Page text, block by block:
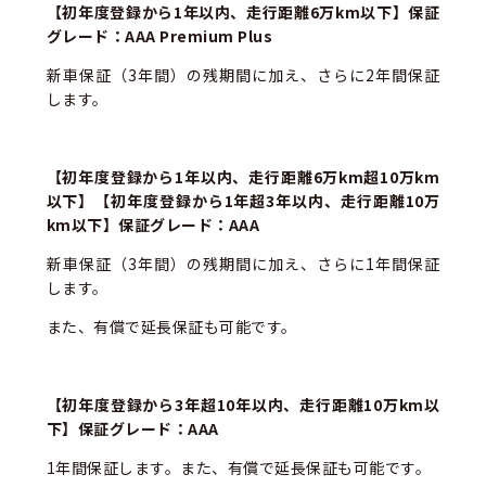
【初年度登録から1年以内、走行距離6万km以下】保証
グレード：AAA Premium Plus
新車保証（3年間）の残期間に加え、さらに2年間保証
します。
【初年度登録から1年以内、走行距離6万km超10万km
以下】【初年度登録から1年超3年以内、走行距離10万
km以下】保証グレード：AAA
新車保証（3年間）の残期間に加え、さらに1年間保証
します。
また、有償で延長保証も可能です。
【初年度登録から3年超10年以内、走行距離10万km以
下】保証グレード：AAA
1年間保証します。また、有償で延長保証も可能です。